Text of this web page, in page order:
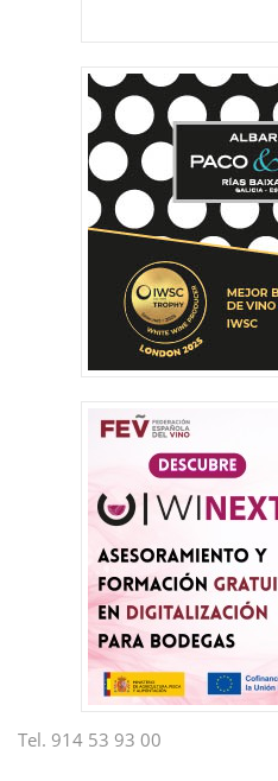
Tel. 914 53 93 00